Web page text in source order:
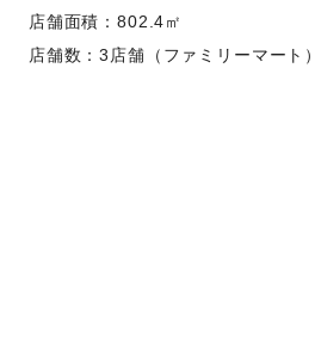
店舗面積：802.4㎡
店舗数：3店舗（ファミリーマート）